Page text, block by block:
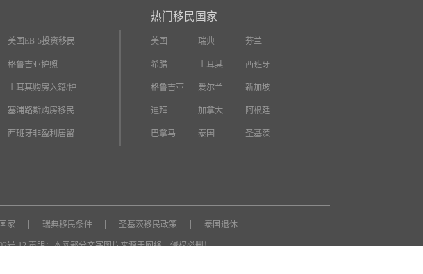
美国EB-5投资移民
格鲁吉亚护照
土耳其购房入籍/护
照
塞浦路斯购房移民
西班牙非盈利居留
热门移民国家
美国 瑞典 芬兰
希腊 土耳其 西班牙
格鲁吉亚 爱尔兰 新加坡
迪拜 加拿大 阿根廷
巴拿马 泰国 圣基茨
家 瑞典移民条件 圣基茨移民政策 泰国退休
号-12声明：本网部分文字图片来源于网络，侵权必删！